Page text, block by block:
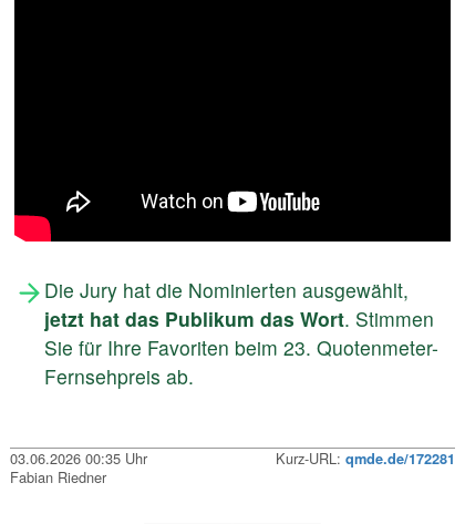
Die Jury hat die Nominierten ausgewählt,
jetzt hat das Publikum das Wort. Stimmen
Sie für Ihre Favoriten beim 23. Quotenmeter-
Fernsehpreis ab.
03.06.2026 00:35 Uhr Kurz-URL: qmde.de/172281
Fabian Riedner